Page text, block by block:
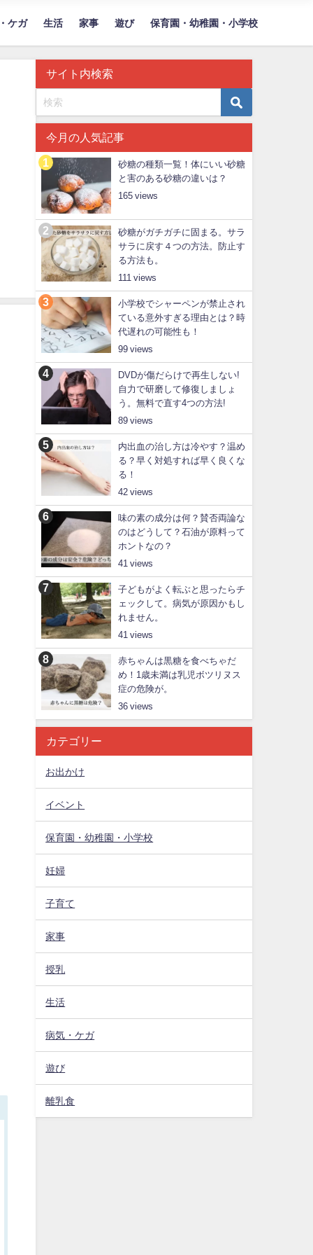
ケガ 生活 家事 遊び 保育園・幼稚園・小学校
サイト内検索
今月の人気記事
砂糖の種類一覧！体にいい砂糖
と害のある砂糖の違いは？
165
砂糖がガチガチに固まる。サラ
サラに戻す４つの方法。防止す
る方法も。
111
小学校でシャーペンが禁止され
ている意外すぎる理由とは？時
代遅れの可能性も！
99
DVDが傷だらけで再生しない!
自力で研磨して修復しましょ
う。無料で直す4つの方法!
89
内出血の治し方は冷やす？温め
る？早く対処すれば早く良くな
る！
42
味の素の成分は何？賛否両論な
のはどうして？石油が原料って
ホントなの？
41
子どもがよく転ぶと思ったらチ
ェックして。病気が原因かもし
れません。
41
赤ちゃんは黒糖を食べちゃだ
め！1歳未満は乳児ボツリヌス
症の危険が。
36
カテゴリー
お出かけ
イベント
保育園・幼稚園・小学校
妊婦
子育て
家事
授乳
生活
病気・ケガ
遊び
離乳食